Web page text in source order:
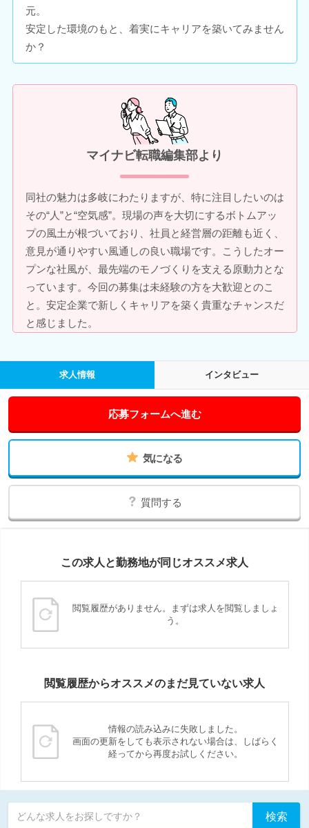
元。
安定した環境のもと、着実にキャリアを築いてみません
か？
マイナビ転職編集部より
同社の魅力は多岐にわたりますが、特に注目したいのは
その“人”と“空気感”。現場の声を大切にするボトムアッ
プの風土が根づいており、社員と経営層の距離も近く、
意見が通りやすい風通しの良い職場です。こうしたオー
プンな社風が、最先端のモノづくりを支える原動力とな
っています。今回の募集は未経験の方を大歓迎とのこ
と。安定企業で新しくキャリアを築く貴重なチャンスだ
と感じました。
求人情報 インタビュー
応募フォームへ進む
気になる
質問する
この求人と勤務地が同じオススメ求人
閲覧履歴がありません。まずは求人を閲覧しましょ
う。
閲覧履歴からオススメのまだ見ていない求人
情報の読み込みに失敗しました。
画面の更新をしても表示されない場合は、しばらく
経ってから再度お試しください。
どんな求人をお探しですか？ 検索